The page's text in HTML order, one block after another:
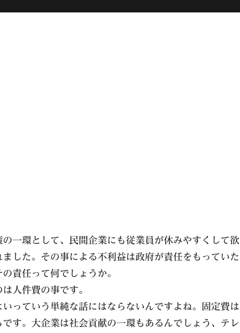
一環として、民間企業にも従業員が休みやすくして欲
ました。その事による不利益は政府が責任をもっていた
責任って何でしょうか。
人件費の事です。
いっていう単純な話にはならないんですよね。固定費は
です。大企業は社会貢献の一環もあるんでしょう、テレ